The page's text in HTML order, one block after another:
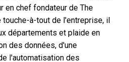
en chef fondateur de The
touche-à-tout de l'entreprise, il
départements et plaide en
des données, d'une
l'automatisation des